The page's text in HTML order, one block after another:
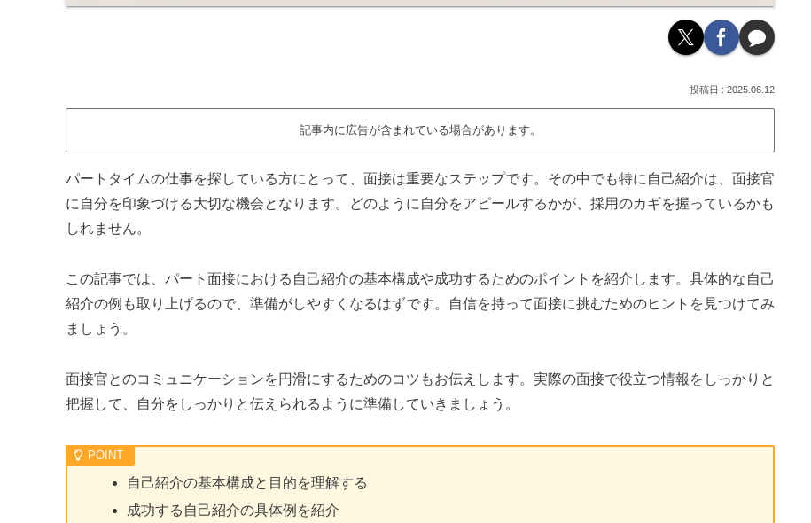
2025.06.12
記事内に広告が含まれている場合があります。
パートタイムの仕事を探している方にとって、面接は重要なステップです。その中でも特に自己紹介は、面接官
に自分を印象づける大切な機会となります。どのように自分をアピールするかが、採用のカギを握っているかも
しれません。
この記事では、パート面接における自己紹介の基本構成や成功するためのポイントを紹介します。具体的な自己
紹介の例も取り上げるので、準備がしやすくなるはずです。自信を持って面接に挑むためのヒントを見つけてみ
ましょう。
面接官とのコミュニケーションを円滑にするためのコツもお伝えします。実際の面接で役立つ情報をしっかりと
把握して、自分をしっかりと伝えられるように準備していきましょう。
自己紹介の基本構成と目的を理解する
成功する自己紹介の具体例を紹介